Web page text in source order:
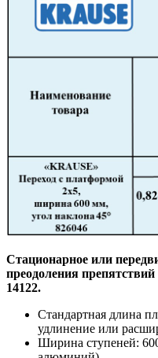
Стационарное или
преодоления
14122.
Стандартная длина
удлинение или
Ширина ступеней: